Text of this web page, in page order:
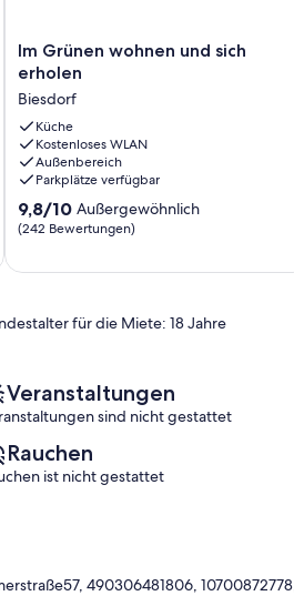
Im
Grünen
und
sich
erholen
Biesdorf
Im Grünen wohnen und sich
erholen
Biesdorf
Küche
Kostenloses WLAN
Außenbereich
Parkplätze verfügbar
9.8
von
9,8/10 Außergewöhnlich
(242 Bewertungen)
für die Miete: 18 Jahre
Veranstaltungen
sind nicht gestattet
Rauchen
ist nicht gestattet
490306481806, 10700872778,